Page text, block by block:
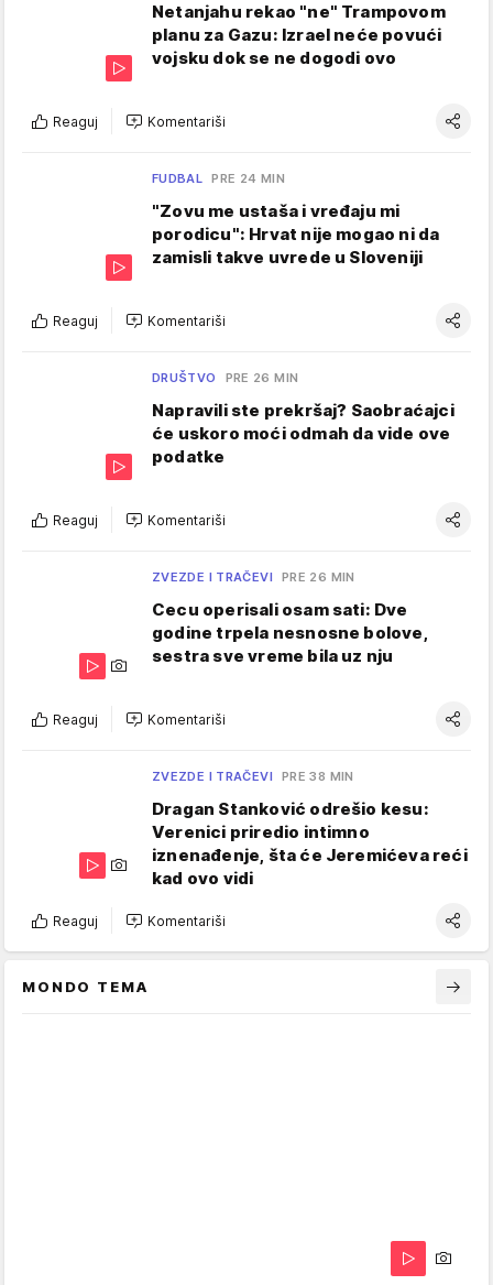
Netanjahu rekao "ne" Trampovom
planu za Gazu: Izrael neće povući
vojsku dok se ne dogodi ovo
Reaguj Komentariši
FUDBAL PRE 24 MIN
"Zovu me ustaša i vređaju mi
porodicu": Hrvat nije mogao ni da
zamisli takve uvrede u Sloveniji
Reaguj Komentariši
DRUŠTVO PRE 26 MIN
Napravili ste prekršaj? Saobraćajci
će uskoro moći odmah da vide ove
podatke
Reaguj Komentariši
ZVEZDE I TRAČEVI PRE 26 MIN
Cecu operisali osam sati: Dve
godine trpela nesnosne bolove,
sestra sve vreme bila uz nju
Reaguj Komentariši
ZVEZDE I TRAČEVI PRE 38 MIN
Dragan Stanković odrešio kesu:
Verenici priredio intimno
iznenađenje, šta će Jeremićeva reći
kad ovo vidi
Reaguj Komentariši
MONDO TEMA